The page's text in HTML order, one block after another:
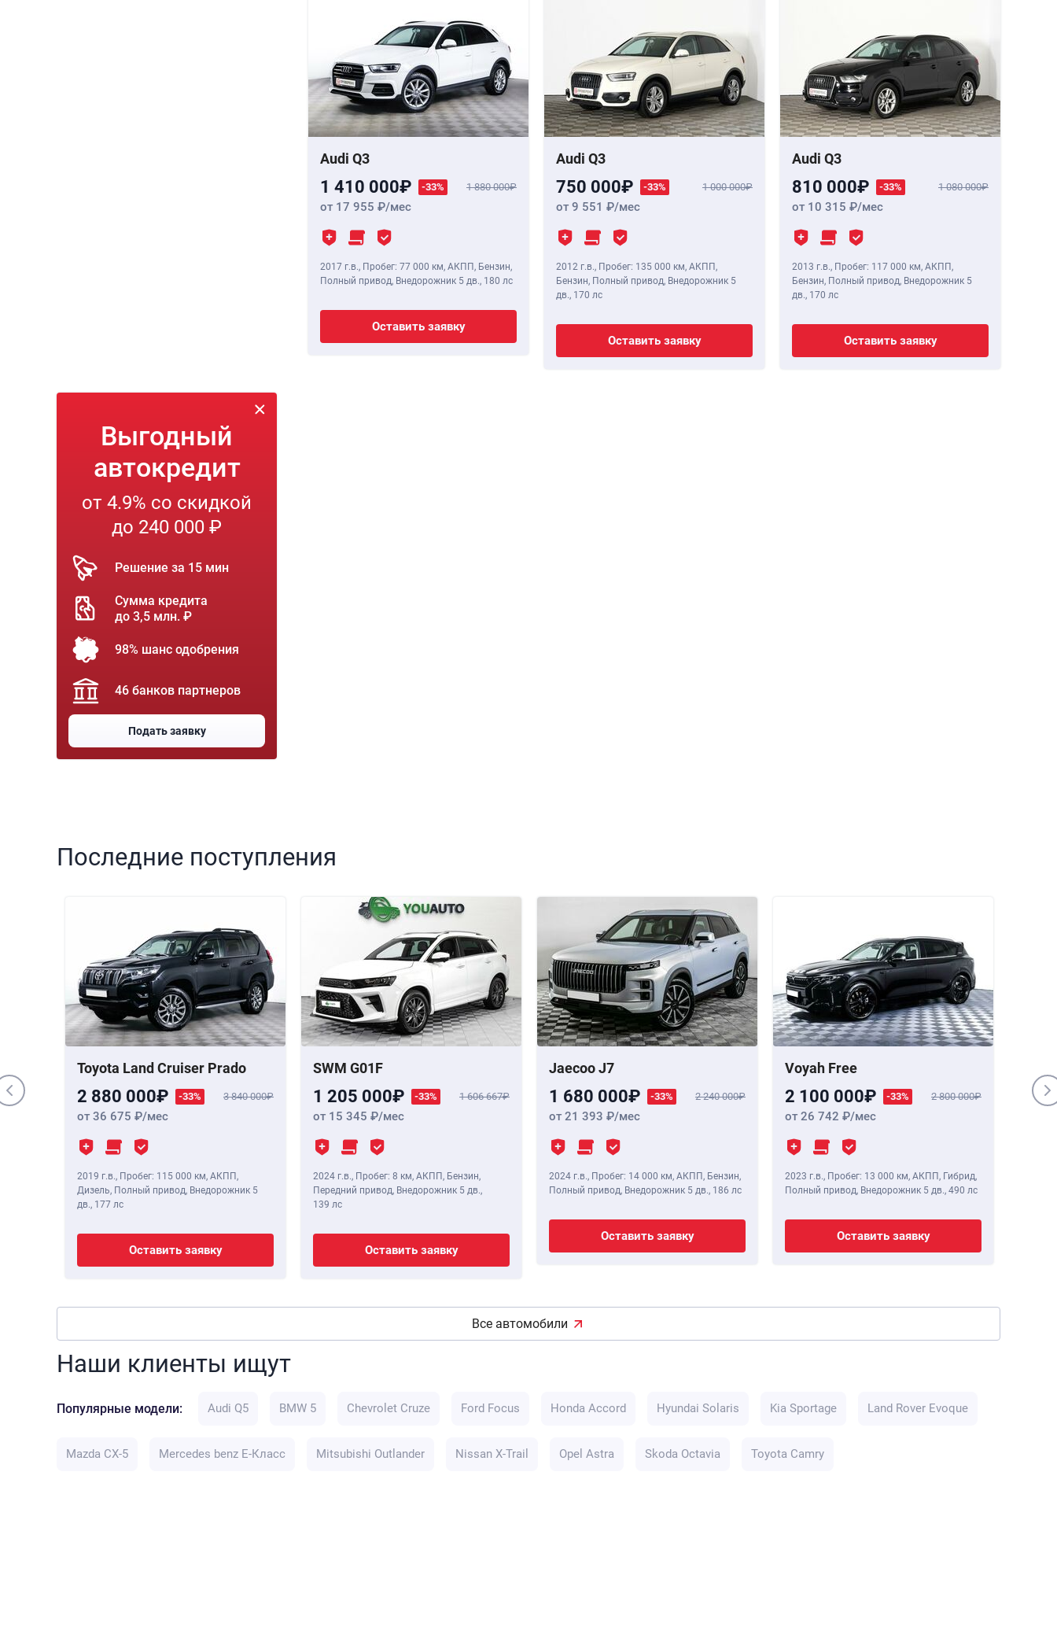
Audi Q3
1 410 000 -33% 1 880 000
от 17 955 /мес
2017 г.в., Пробег: 77 000 км, АКПП, Бензин,
Полный привод, Внедорожник 5 дв., 180 лс
Оставить заявку
Audi Q3
750 000 -33% 1 000 000
от 9 551 /мес
2012 г.в., Пробег: 135 000 км, АКПП,
Бензин, Полный привод, Внедорожник 5
дв., 170 лс
Оставить заявку
Audi Q3
810 000 -33% 1 080 000
от 10 315 /мес
2013 г.в., Пробег: 117 000 км, АКПП,
Бензин, Полный привод, Внедорожник 5
дв., 170 лс
Оставить заявку
Выгодный
автокредит
от 4.9% со скидкой
до 240 000 ₽
Решение за 15 мин
Сумма кредита
до 3,5 млн. ₽
98% шанс одобрения
46 банков партнеров
Подать заявку
Последние поступления
Toyota Land Cruiser Prado
2 880 000 -33% 3 840 000
от 36 675 /мес
2019 г.в., Пробег: 115 000 км, АКПП,
Дизель, Полный привод, Внедорожник 5
дв., 177 лс
Оставить заявку
SWM G01F
1 205 000 -33% 1 606 667
от 15 345 /мес
2024 г.в., Пробег: 8 км, АКПП, Бензин,
Передний привод, Внедорожник 5 дв.,
139 лс
Оставить заявку
Jaecoo J7
1 680 000 -33% 2 240 000
от 21 393 /мес
2024 г.в., Пробег: 14 000 км, АКПП, Бензин,
Полный привод, Внедорожник 5 дв., 186 лс
Оставить заявку
Voyah Free
2 100 000 -33% 2 800 000
от 26 742 /мес
2023 г.в., Пробег: 13 000 км, АКПП, Гибрид,
Полный привод, Внедорожник 5 дв., 490 лс
Оставить заявку
1
Все автомобили
Наши клиенты ищут
Популярные модели: Audi Q5 BMW 5 Chevrolet Cruze Ford Focus Honda Accord Hyundai Solaris Kia Sportage Land Rover Evoque
Mazda CX-5 Mercedes benz E-Класс Mitsubishi Outlander Nissan X-Trail Opel Astra Skoda Octavia Toyota Camry